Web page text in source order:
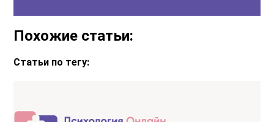
Похожие статьи:
Статьи по тегу: